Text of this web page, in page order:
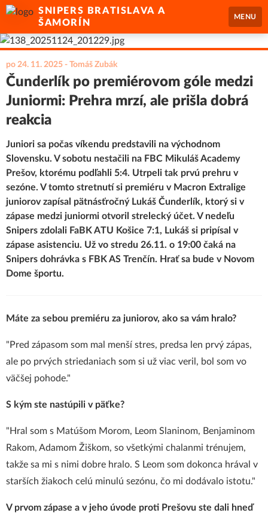
SNIPERS BRATISLAVA A
ŠAMORÍN
MENU
po 24. 11. 2025 - Tomáš Zubák
Čunderlík po premiérovom góle medzi
Juniormi: Prehra mrzí, ale prišla dobrá
reakcia
Juniori sa počas víkendu predstavili na východnom
Slovensku. V sobotu nestačili na FBC Mikuláš Academy
Prešov, ktorému podľahli 5:4. Utrpeli tak prvú prehru v
sezóne. V tomto stretnutí si premiéru v Macron Extralige
juniorov zapísal pätnásťročný Lukáš Čunderlík, ktorý si v
zápase medzi juniormi otvoril strelecký účet. V nedeľu
Snipers zdolali FaBK ATU Košice 7:1, Lukáš si pripísal v
zápase asistenciu. Už vo stredu 26.11. o 19:00 čaká na
Snipers dohrávka s FBK AS Trenčín. Hrať sa bude v Novom
Dome športu.
Máte za sebou premiéru za juniorov, ako sa vám hralo?
"Pred zápasom som mal menší stres, predsa len prvý zápas,
ale po prvých striedaniach som si už viac veril, bol som vo
väčšej pohode."
S kým ste nastúpili v päťke?
"Hral som s Matúšom Morom, Leom Slaninom, Benjaminom
Rakom, Adamom Žiškom, so všetkými chalanmi trénujem,
takže sa mi s nimi dobre hralo. S Leom som dokonca hrával v
starších žiakoch celú minulú sezónu, čo mi dodávalo istotu."
V prvom zápase a v jeho úvode proti Prešovu ste dali hneď